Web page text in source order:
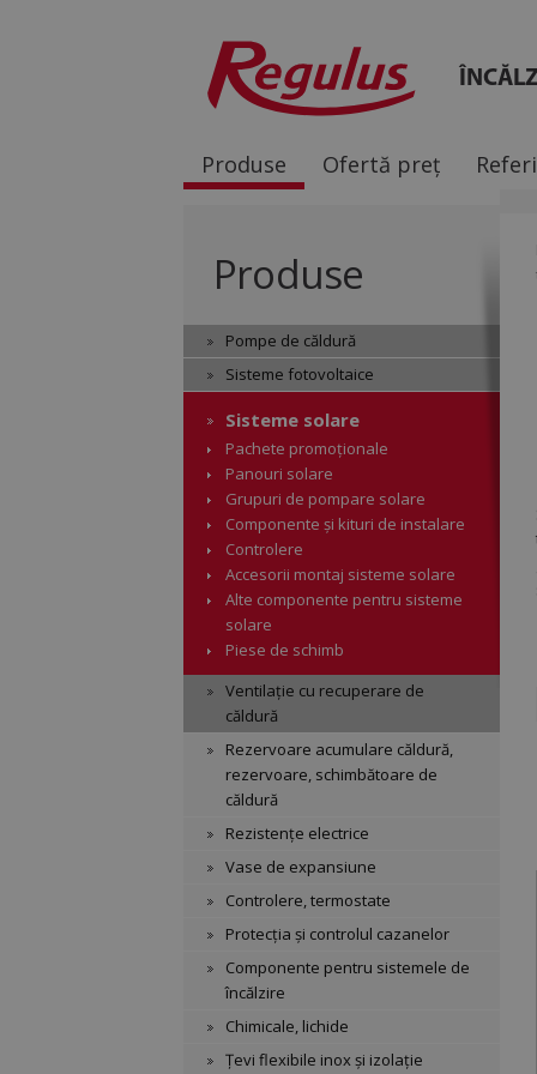
Produse Ofertă preț
Produse
Pompe de căldură
Sisteme fotovoltaice
Sisteme solare
Pachete promoționale
Panouri solare
Grupuri de pompare solare
Componente și kituri de instalare
Controlere
Accesorii montaj sisteme solare
Alte componente pentru sisteme
solare
Piese de schimb
Ventilație cu recuperare de
căldură
Rezervoare acumulare căldură,
rezervoare, schimbătoare de
căldură
Rezistențe electrice
Vase de expansiune
Controlere, termostate
Protecția și controlul cazanelor
Componente pentru sistemele de
încălzire
Chimicale, lichide
Țevi flexibile inox și izolație